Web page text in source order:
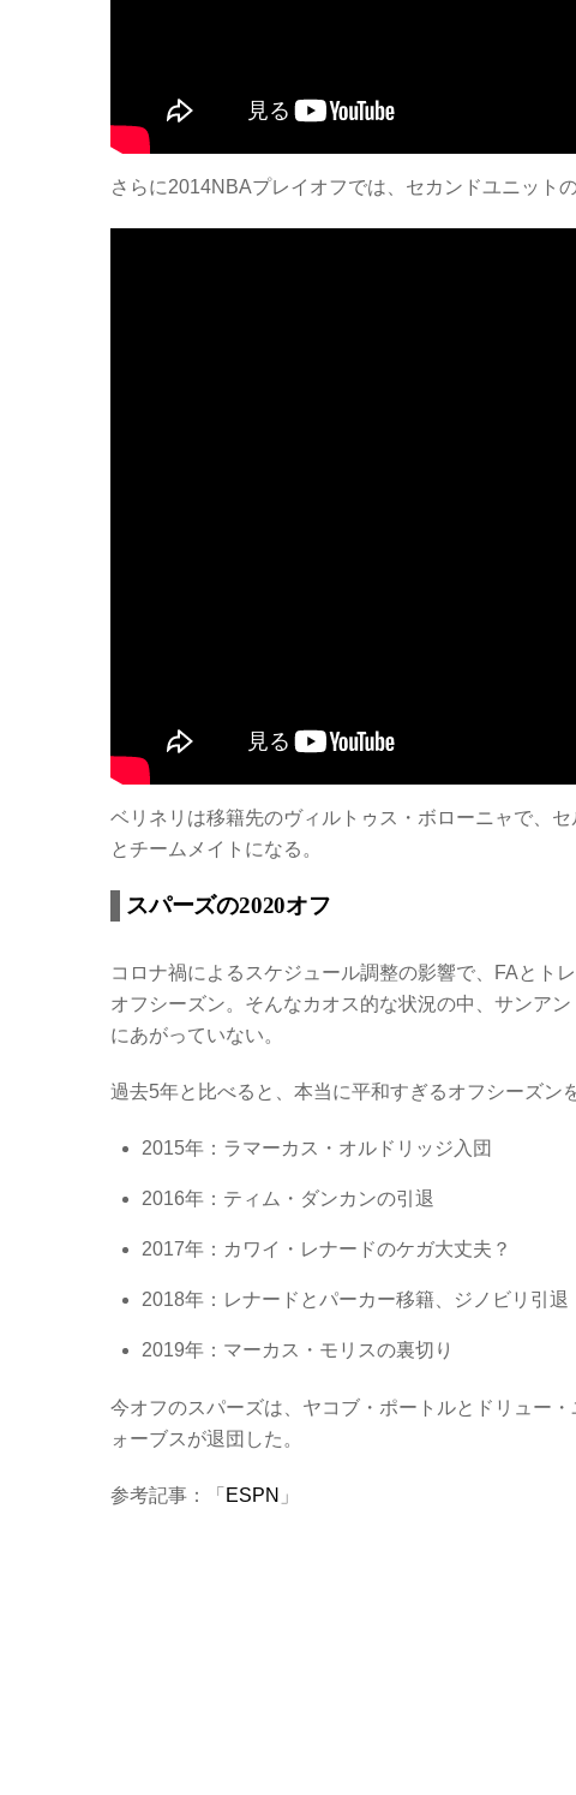
さらに2014NBAプレイオフでは、セカンドユニット
ベリネリは移籍先のヴィルトゥス・ボローニャで、
とチームメイトになる。
スパーズの2020オフ
コロナ禍によるスケジュール調整の影響で、FAとト
オフシーズン。そんなカオス的な状況の中、サンア
にあがっていない。
過去5年と比べると、本当に平和すぎるオフシーズン
2015年：ラマーカス・オルドリッジ入団
2016年：ティム・ダンカンの引退
2017年：カワイ・レナードのケガ大丈夫？
2018年：レナードとパーカー移籍、ジノビリ引退
2019年：マーカス・モリスの裏切り
今オフのスパーズは、ヤコブ・ポートルとドリュー
ォーブスが退団した。
参考記事：「 ESPN 」